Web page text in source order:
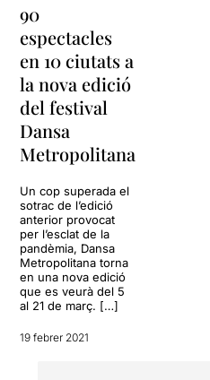
90
espectacles
en 10 ciutats a
la nova edició
del festival
Dansa
Metropolitana
Un cop superada el
sotrac de l’edició
anterior provocat
per l’esclat de la
pandèmia, Dansa
Metropolitana torna
en una nova edició
que es veurà del 5
al 21 de març. […]
19 febrer 2021